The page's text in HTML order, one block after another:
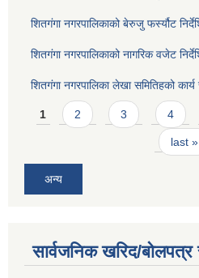
शितगंगा नगरपालिकाको बेरुजु फर्स्यौट
शितगंगा नगरपालिकाको नागरिक वजेट
शितगंगा नगरपालिका लेखा समितिहको
Pages
1 2 3 4
last »
अन्य
सार्वजनिक खरिद/